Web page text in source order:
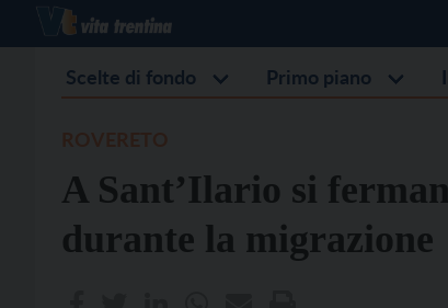
Scelte di fondo Primo piano
A Sant’Ilario si
durante la migrazione